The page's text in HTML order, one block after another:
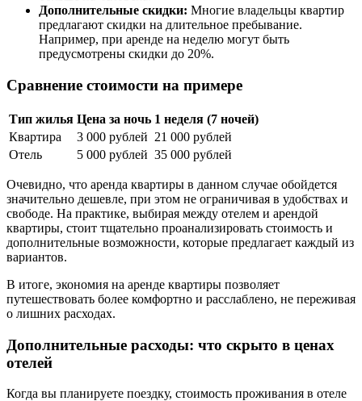
Дополнительные скидки: Многие владельцы квартир
предлагают скидки на длительное пребывание.
Например, при аренде на неделю могут быть
предусмотрены скидки до 20%.
Сравнение стоимости на примере
Тип жилья Цена за ночь 1 неделя (7 ночей)
Квартира
3 000 рублей 21 000 рублей
Отель
5 000 рублей 35 000 рублей
Очевидно, что аренда квартиры в данном случае обойдется
значительно дешевле, при этом не ограничивая в удобствах и
свободе. На практике, выбирая между отелем и арендой
квартиры, стоит тщательно проанализировать стоимость и
дополнительные возможности, которые предлагает каждый из
вариантов.
В итоге, экономия на аренде квартиры позволяет
путешествовать более комфортно и расслаблено, не переживая
о лишних расходах.
Дополнительные расходы: что скрыто в ценах
отелей
Когда вы планируете поездку, стоимость проживания в отеле